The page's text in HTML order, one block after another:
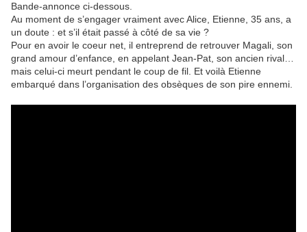
Bande-annonce ci-dessous.
Au moment de s’engager vraiment avec Alice, Etienne, 35 ans, a
un doute : et s’il était passé à côté de sa vie ?
Pour en avoir le coeur net, il entreprend de retrouver Magali, son
grand amour d’enfance, en appelant Jean-Pat, son ancien rival…
mais celui-ci meurt pendant le coup de fil. Et voilà Etienne
embarqué dans l’organisation des obsèques de son pire ennemi.